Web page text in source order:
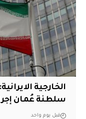
الخارجية
سلطنة عُمان
قبل يوم واحد